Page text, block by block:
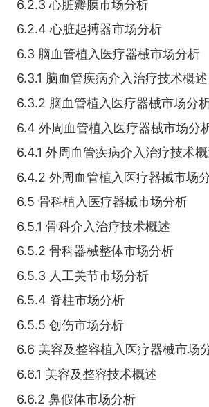
6.2.3 心脏瓣膜市场分析
6.2.4 心脏起搏器市场分析
6.3 脑血管植入医疗器械市场分析
6.3.1 脑血管疾病介入治疗技术概述
6.3.2 脑血管植入医疗器械市场分
6.4 外周血管植入医疗器械市场分
6.4.1 外周血管疾病介入治疗技术
6.4.2 外周血管植入医疗器械市场
6.5 骨科植入医疗器械市场分析
6.5.1 骨科介入治疗技术概述
6.5.2 骨科器械整体市场分析
6.5.3 人工关节市场分析
6.5.4 脊柱市场分析
6.5.5 创伤市场分析
6.6 美容及整容植入医疗器械市场
6.6.1 美容及整容技术概述
6.6.2 鼻假体市场分析